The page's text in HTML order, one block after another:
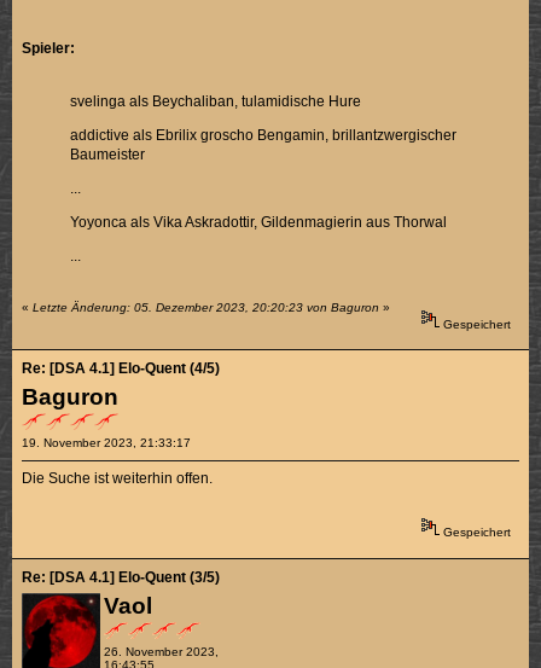
Spieler:
svelinga als Beychaliban, tulamidische Hure
addictive als Ebrilix groscho Bengamin, brillantzwergischer
Baumeister
...
Yoyonca als Vika Askradottir, Gildenmagierin aus Thorwal
...
«Letzte Änderung: 05. Dezember 2023, 20:20:23 von Baguron »
Gespeichert
Baguron
19. November 2023, 21:33:17
Re: [DSA 4.1] Elo-Quent (4/5)
Die Suche ist weiterhin offen.
Gespeichert
Vaol
26. November 2023,
16:43:55
Re: [DSA 4.1] Elo-Quent (3/5)